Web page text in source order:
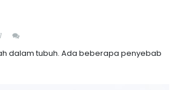
dalam tubuh. Ada beberapa penyebab